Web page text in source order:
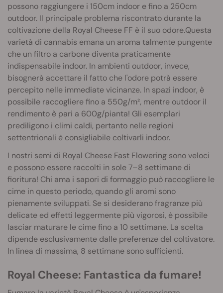
possono raggiungere i 150cm indoor e fino a 250cm
outdoor. Il principale problema riscontrato durante la
coltivazione della Royal Cheese FF è il suo odore.Questa
varietà di cannabis emana un aroma talmente pungente
che un filtro a carbone diventa praticamente
indispensabile indoor. In ambienti outdoor, invece,
bisognerà accettare il fatto che l'odore potrà essere
percepito nelle immediate vicinanze. In spazi indoor, è
possibile raccogliere fino a 550g/m², mentre outdoor il
rendimento è pari a 600g/pianta! Gli esemplari
prediligono i climi caldi, pertanto nelle regioni
settentrionali è consigliabile coltivarli indoor.
I nostri semi di Royal Cheese Fast Flowering sono veloci
e possono essere raccolti in sole 7–8 settimane di
fioritura! Chi ama i sapori di formaggio può raccogliere le
cime in questo periodo, quando gli aromi sono
pienamente sviluppati. Se si desiderano fragranze più
delicate ed effetti leggermente più vigorosi, è possibile
lasciar maturare le cime fino a 10 settimane. La scelta
dipende esclusivamente dalle preferenze del coltivatore.
In linea di massima, 8 settimane sono sufficienti.
Royal Cheese: Fantastica da fumare!